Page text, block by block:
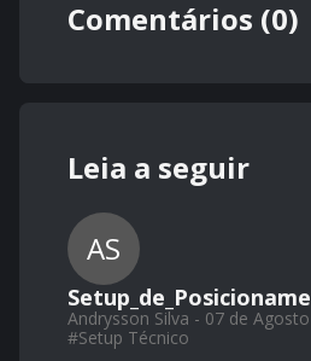
Comentários (0)
Leia a seguir
AS
Andrysson Silva - 07 de Agosto
#Setup Técnico